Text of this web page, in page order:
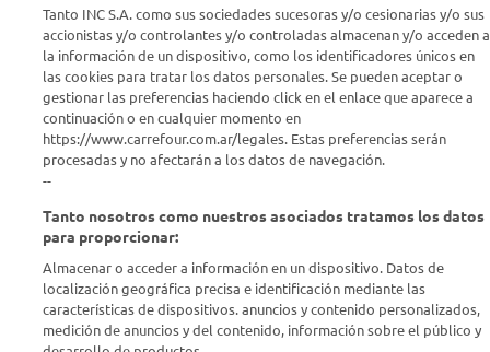
Info útil
Comprá Online
Enterate de nuestras ofertas
Dejanos tu mail para recibir todas las ofertas y promociones antes
ENVIAR
Tanto INC S.A. como sus sociedades sucesoras y/o cesionarias y/o sus
accionistas y/o controlantes y/o controladas almacenan y/o acceden a
la información de un dispositivo, como los identificadores únicos en
las cookies para tratar los datos personales. Se pueden aceptar o
gestionar las preferencias haciendo click en el enlace que aparece a
continuación o en cualquier momento en
https://www.carrefour.com.ar/legales. Estas preferencias serán
procesadas y no afectarán a los datos de navegación.
--
Tanto nosotros como nuestros asociados tratamos los datos
para proporcionar:
Almacenar o acceder a información en un dispositivo. Datos de
localización geográfica precisa e identificación mediante las
características de dispositivos. anuncios y contenido personalizados,
medición de anuncios y del contenido, información sobre el público y